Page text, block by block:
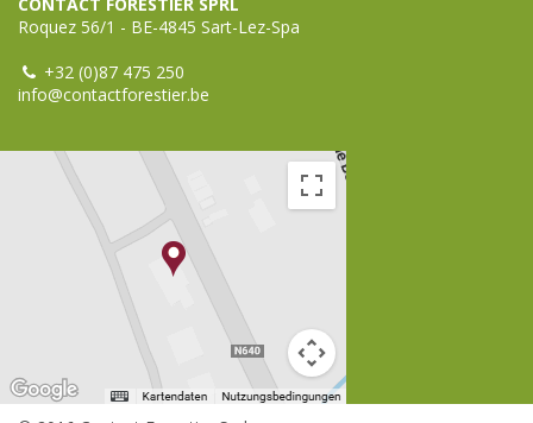
Roquez 56/1 - BE-4845 Sart-Lez-Spa
+32 (0)87 475 250
info@contactforestier.be